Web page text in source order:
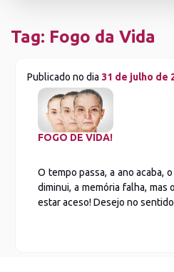
Tag: Fogo da Vida
Publicado no dia 31 de julho de
FOGO DE VIDA!
O tempo passa, a ano acaba,
diminui, a memória falha, mas
estar aceso! Desejo no